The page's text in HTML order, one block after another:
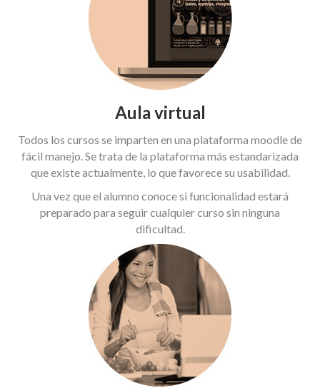
Aula virtual
Todos los cursos se imparten en una plataforma moodle de
fácil manejo. Se trata de la plataforma más estandarizada
que existe actualmente, lo que favorece su usabilidad.
Una vez que el alumno conoce si funcionalidad estará
preparado para seguir cualquier curso sin ninguna
dificultad.